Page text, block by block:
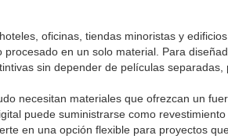
oficinas, tiendas minoristas y
en un solo material. Para
sin depender de películas
necesitan materiales que ofrezcan un
puede suministrarse como
en una opción flexible para proyectos